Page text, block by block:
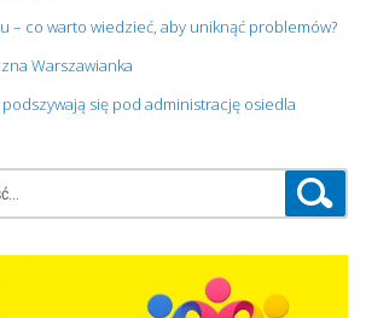
– co warto wiedzieć, aby uniknąć problemów?
Warszawianka
podszywają się pod administrację osiedla